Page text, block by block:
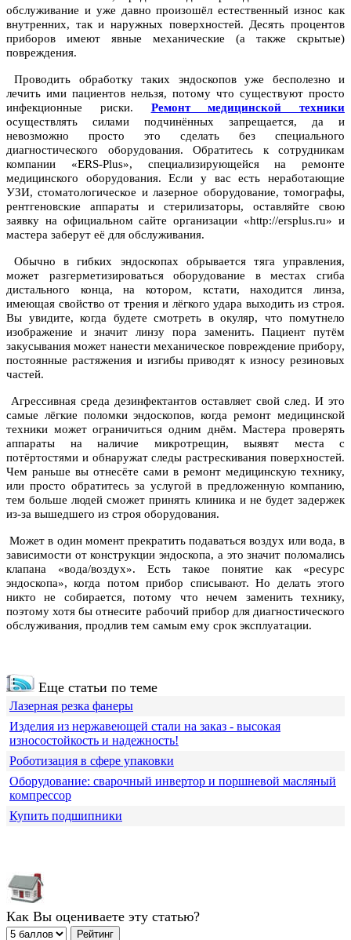
обслуживание и уже давно произошёл естественный износ как
внутренних, так и наружных поверхностей. Десять процентов
приборов имеют явные механические (а также скрытые)
повреждения.
Проводить обработку таких эндоскопов уже бесполезно и
лечить ими пациентов нельзя, потому что существуют просто
инфекционные риски. Ремонт медицинской техники
осуществлять силами подчинённых запрещается, да и
невозможно просто это сделать без специального
диагностического оборудования. Обратитесь к сотрудникам
компании «ERS-Plus», специализирующейся на ремонте
медицинского оборудования. Если у вас есть неработающие
УЗИ, стоматологическое и лазерное оборудование, томографы,
рентгеновские аппараты и стерилизаторы, оставляйте свою
заявку на официальном сайте организации «http://ersplus.ru» и
мастера заберут её для обслуживания.
Обычно в гибких эндоскопах обрывается тяга управления,
может разгерметизироваться оборудование в местах сгиба
дистального конца, на котором, кстати, находится линза,
имеющая свойство от трения и лёгкого удара выходить из строя.
Вы увидите, когда будете смотреть в окуляр, что помутнело
изображение и значит линзу пора заменить. Пациент путём
закусывания может нанести механическое повреждение прибору,
постоянные растяжения и изгибы приводят к износу резиновых
частей.
Агрессивная среда дезинфектантов оставляет свой след. И это
самые лёгкие поломки эндоскопов, когда ремонт медицинской
техники может ограничиться одним днём. Мастера проверять
аппараты на наличие микротрещин, выявят места с
потёртостями и обнаружат следы растрескивания поверхностей.
Чем раньше вы отнесёте сами в ремонт медицинскую технику,
или просто обратитесь за услугой в предложенную компанию,
тем больше людей сможет принять клиника и не будет задержек
из-за вышедшего из строя оборудования.
Может в один момент прекратить подаваться воздух или вода, в
зависимости от конструкции эндоскопа, а это значит поломались
клапана «вода/воздух». Есть такое понятие как «ресурс
эндоскопа», когда потом прибор списывают. Но делать этого
никто не собирается, потому что нечем заменить технику,
поэтому хотя бы отнесите рабочий прибор для диагностического
обслуживания, продлив тем самым ему срок эксплуатации.
Еще статьи по теме
Лазерная резка фанеры
Изделия из нержавеющей стали на заказ - высокая
износостойкость и надежность!
Роботизация в сфере упаковки
Оборудование: сварочный инвертор и поршневой масляный
компрессор
Купить подшипники
Как Вы оцениваете эту статью?